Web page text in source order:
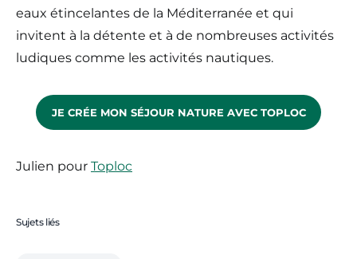
eaux étincelantes de la Méditerranée et qui
invitent à la détente et à de nombreuses activités
ludiques comme les activités nautiques.
JE CRÉE MON SÉJOUR NATURE AVEC TOPLOC
Julien pour Toploc
Sujets liés